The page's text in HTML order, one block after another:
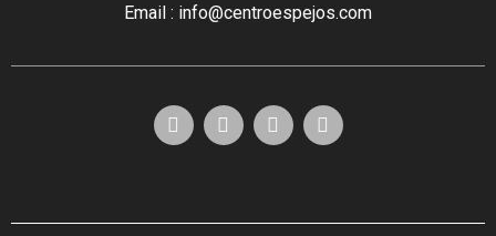
Email : info@centroespejos.com